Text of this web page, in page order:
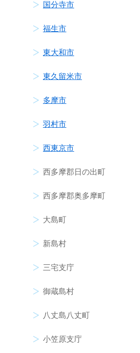
国分寺市
福生市
東大和市
東久留米市
多摩市
羽村市
西東京市
西多摩郡日の出町
西多摩郡奥多摩町
大島町
新島村
三宅支庁
御蔵島村
八丈島八丈町
小笠原支庁